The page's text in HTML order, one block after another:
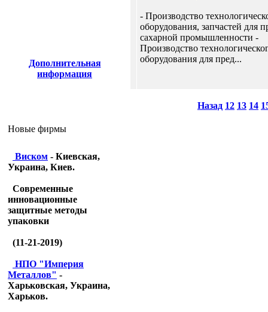
Дополнительная
информация
Новые фирмы
Виском - Киевская,
Украина, Киев.
Современные
инновационные
защитные методы
упаковки
(11-21-2019)
НПО "Империя
Металлов" -
Харьковская, Украина,
Харьков.
- Производство
оборудования, запчастей для
сахарной промышленности -
Производство
оборудования для пред...
Назад 12 13 14